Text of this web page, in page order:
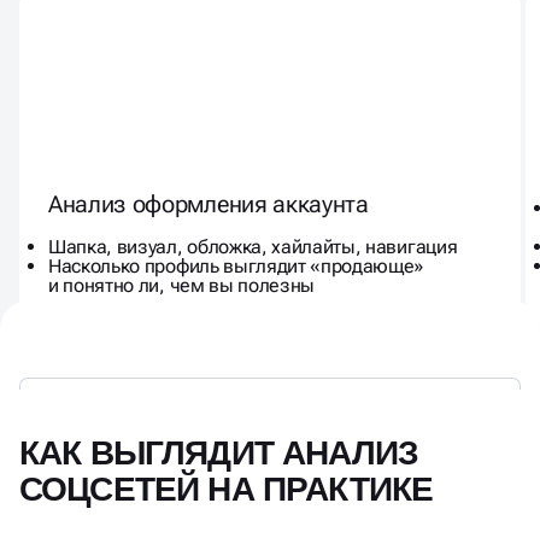
Анализ оформления аккаунта
Шапка, визуал, обложка, хайлайты, навигация
Насколько профиль выглядит «продающе»
и понятно ли, чем вы полезны
КАК ВЫГЛЯДИТ АНАЛИЗ
СОЦСЕТЕЙ НА ПРАКТИКЕ